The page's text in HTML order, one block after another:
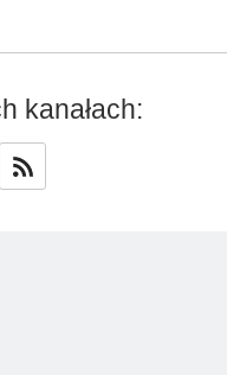
kanałach: